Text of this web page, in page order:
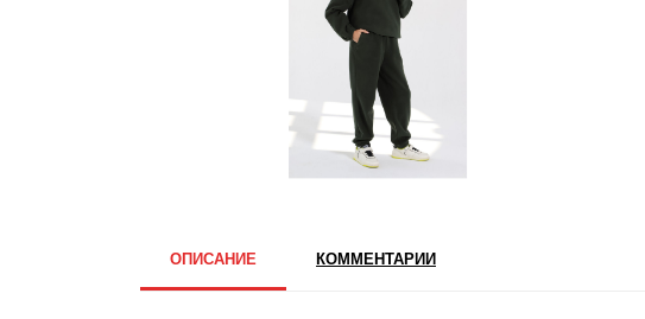
ОПИСАНИЕ КОММЕНТАРИИ